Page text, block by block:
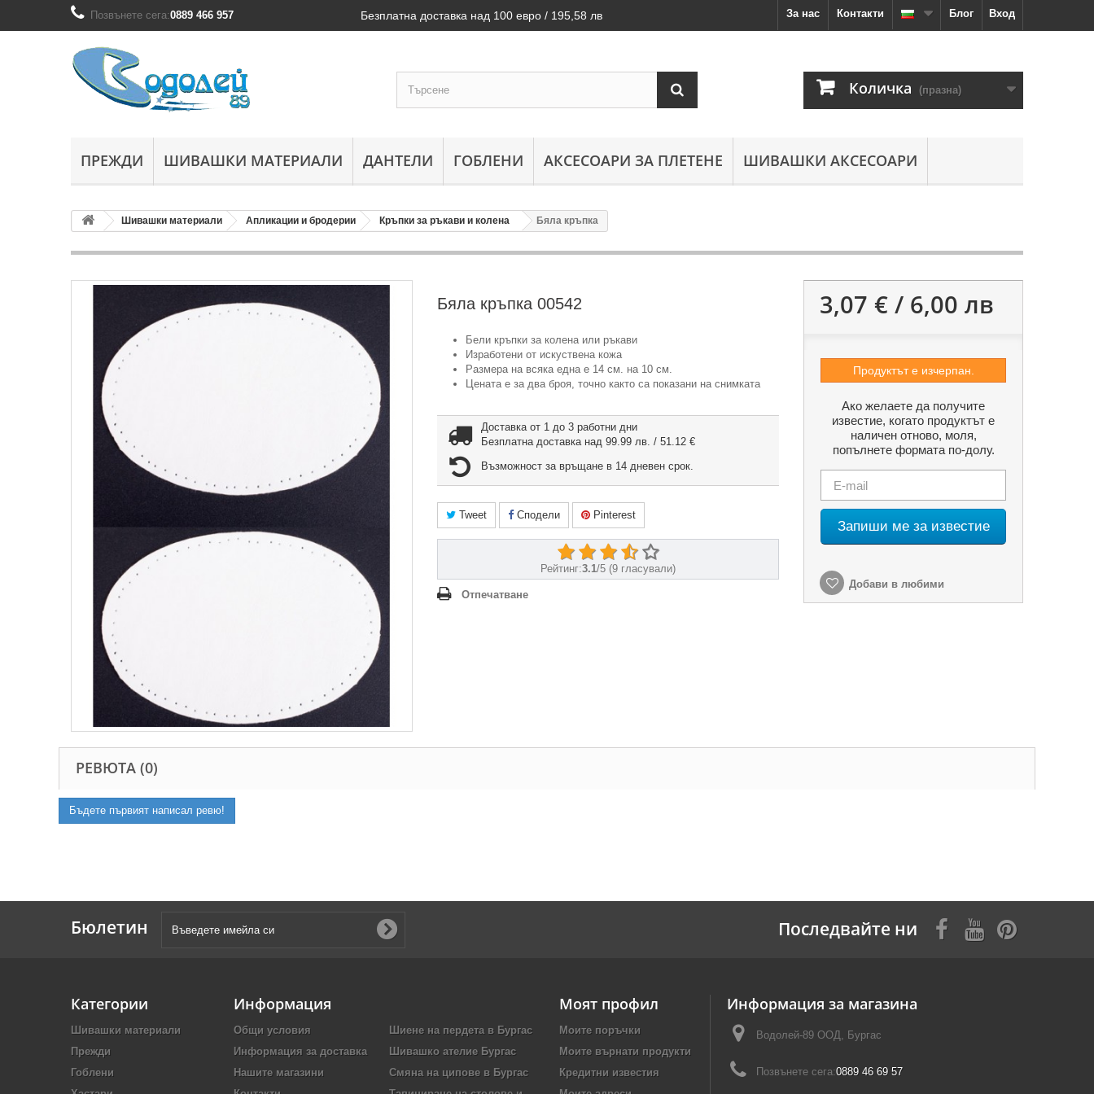
Вход
Блог
Контакти
Позвънете сега:0889 466 957 Безплатна доставка над 100 евро / 195,58 лв За нас
Количка (празна)
ПРЕЖДИ ШИВАШКИ МАТЕРИАЛИ ДАНТЕЛИ ГОБЛЕНИ АКСЕСОАРИ ЗА ПЛЕТЕНЕ ШИВАШКИ АКСЕСОАРИ
Шивашки материали Апликации и бродерии Кръпки за ръкави и колена Бяла кръпка
Бяла кръпка 00542
Бели кръпки за колена или ръкави
Изработени от искуствена кожа
Размера на всяка една е 14 см. на 10 см.
Цената е за два броя, точно както са показани на снимката
Доставка от 1 до 3 работни дни
Безплатна доставка над 99.99 лв. / 51.12 €
Възможност за връщане в 14 дневен срок.
Tweet Сподели Pinterest
Рейтинг:3.1/5 (9 гласували)
Отпечатване
3,07 € / 6,00 лв
Продуктът е изчерпан.
Ако желаете да получите
известие, когато продуктът е
наличен отново, моля,
попълнете формата по-долу.
Запиши ме за известие
Добави в любими
РЕВЮТА (0)
Бъдете първият написал ревю!
Бюлетин Последвайте ни
Категории
Шивашки материали
Прежди
Гоблени
Информация
Общи условия
Информация за доставка
Нашите магазини
Шиене на пердета в Бургас
Шивашко ателие Бургас
Смяна на ципове в Бургас
Моят профил
Моите поръчки
Моите върнати продукти
Кредитни известия
Информация за магазина
Водолей-89 ООД, Бургас
Позвънете сега:0889 46 69 57